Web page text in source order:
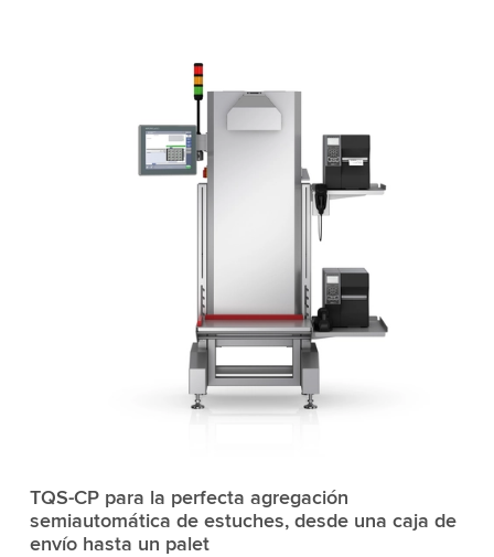
TQS-CP para la perfecta agregación
semiautomática de estuches, desde una caja de
envío hasta un palet